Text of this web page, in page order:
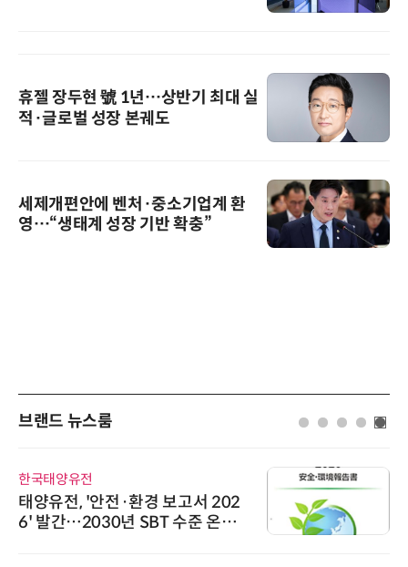
휴젤 장두현 號 1년…상반기 최대 실
적·글로벌 성장 본궤도
세제개편안에 벤처·중소기업계 환
영…“생태계 성장 기반 확충”
브랜드 뉴스룸
한국태양유전
태양유전, '안전·환경 보고서 202
6' 발간…2030년 SBT 수준 온실